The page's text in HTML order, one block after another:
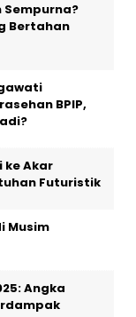
Sempurna?
Bertahan
BPIP,
ke Akar
Futuristik
Musim
Angka